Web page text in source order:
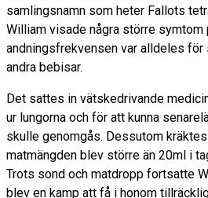
samlingsnamn som heter Fallots
William visade några större symtom
andningsfrekvensen var alldeles
andra bebisar.
Det sattes in vätskedrivande
ur lungorna och för att kunna
skulle genomgås. Dessutom
matmängden blev större än 20ml i
Trots sond och matdropp fortsatte
blev en kamp att få i honom